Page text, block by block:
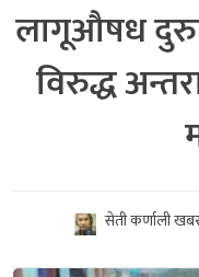
लागूऔषध
विरुद्ध
सेती कर्णाली